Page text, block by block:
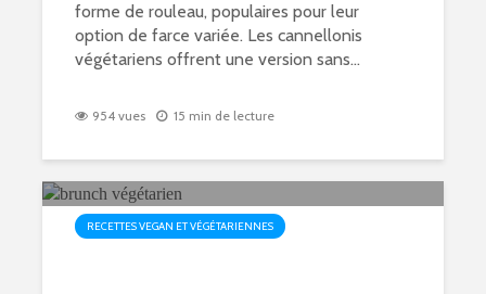
forme de rouleau, populaires pour leur
option de farce variée. Les cannellonis
végétariens offrent une version sans...
954 vues 15 min de lecture
RECETTES VEGAN ET VÉGÉTARIENNES